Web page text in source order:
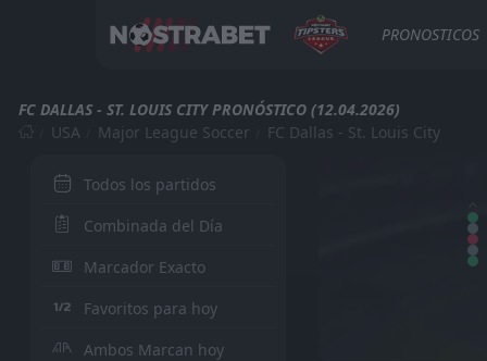
PRONOSTICOS
FC DALLAS - ST. LOUIS CITY PRONÓSTICO (12.04.2026)
USA
Major League Soccer FC Dallas - St. Louis City
Todos los partidos
Combinada del Día
Marcador Exacto
Favoritos para hoy
Ambos Marcan hoy